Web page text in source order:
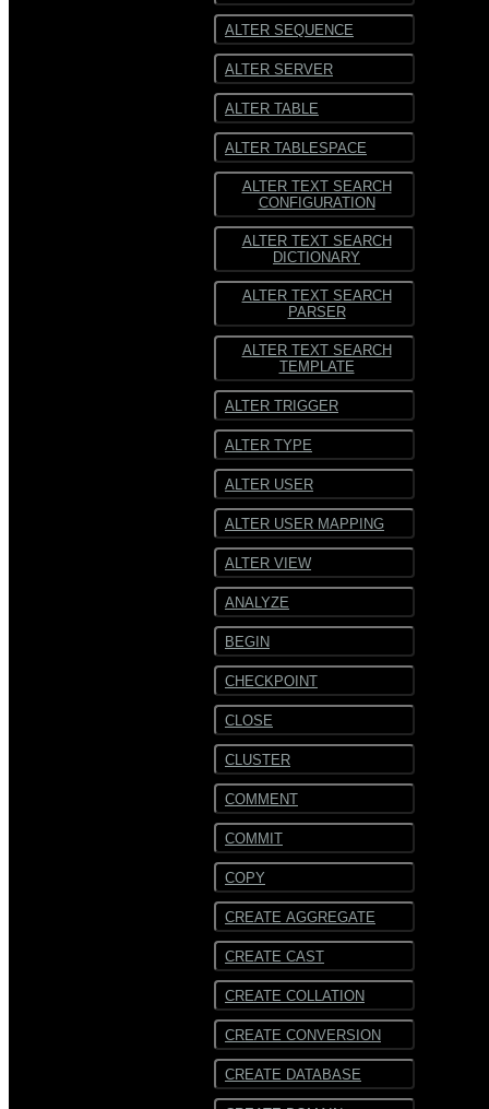
ALTER SEQUENCE
ALTER SERVER
ALTER TABLE
ALTER TABLESPACE
ALTER TEXT SEARCH
CONFIGURATION
ALTER TEXT SEARCH
DICTIONARY
ALTER TEXT SEARCH
PARSER
ALTER TEXT SEARCH
TEMPLATE
ALTER TRIGGER
ALTER TYPE
ALTER USER
ALTER USER MAPPING
ALTER VIEW
ANALYZE
BEGIN
CHECKPOINT
CLOSE
CLUSTER
COMMENT
COMMIT
COPY
CREATE AGGREGATE
CREATE CAST
CREATE COLLATION
CREATE CONVERSION
CREATE DATABASE